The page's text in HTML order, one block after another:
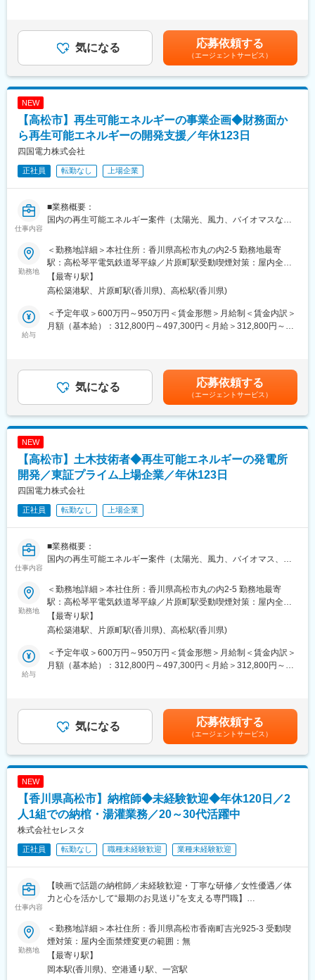
工場内の電気設備やインフラ設備の維持管理・保全を担当。巨大
な造船所を裏側から支える仕事です。
■仕事の魅力
何十年も活躍する姿を想像できるのは、この仕事ならではのやり
がいです。
◎巨大プロジェクトの中心で成長
を持って活躍できます。
◎未経験から挑戦可能
◎本物のモノづくりのロマン
巨大な鉄の塊が少しずつ船へと姿を変え、やがて世界へ旅立つ。
変更の範囲：会社の定める業務
・レトルト食品の原料、資材発注計画作成
・原料、資材の単価推移を管理し、購買計画
■当社の強み・やりがい：
現在当社は創業45年目になり、売上規模も50億円程度です。また
社は冷凍食品メーカー・レトルト食品メーカー・カップラーメン
当社とお取引いただくことでお客様は様々な製品の検討ができま
す。たとえば、冷凍食品のオーダーがあっても同じものをレトル
に多種多様な製品を製造できる体制をもっているため当社は大手
食品メーカーから利便性や品質・安全性の面で評価いただき、取
引が増えています。
変更の範囲：会社の定める業務
■昇給：年2回随時■賞与：年1回※年間3.5～4.5ヶ月（業績査定評
価）賃金はあくまでも目安の金額であり、選考を通じて上下する
可能性があります。月給(月額)は固定手当を含めた表記です。
気になる 応募依頼する
（エージェントサービス）
NEW
【高松市】再生可能エネルギーの事業企画◆財務面か
ら再生可能エネルギーの開発支援／年休123日
四国電力株式会社
正社員 転勤なし 上場企業
仕事内容
■業務概要：
国内の再生可能エネルギー案件（太陽光、風力、バイオマスな
まで、再生可能エネルギー事業のスキーム構築において、主にフ
ァイナンス面から検討・提案をして参画していただきます。
■業務内容詳細：
◇事業スキームの構築
◇事業性評価、キャッシュフロー分析
◇発電事業を担うSPC設立
◇本社経営メンバーやSPC関係者と連携、調整
◇アセットマネジメント など
を目指し、海外発電事業を中心に、海外投資につながる技術コン
サルティングや国際交流の実施を通じて、世界各国に活躍の場を
広げています。太陽光、水力、風力といった再生可能エネルギー
創出への絶えざる挑戦を続けています。国際事業における目標利
った当社の知見を活かすことのできるエネルギー・インフラ関連
分野での業容拡大を目指しています。
変更の範囲：会社内の全ての業務および出向協定を締結している
出向先の業務
勤務地
＜勤務地詳細＞本社住所：香川県高松市丸の内2-5 勤務地最寄
駅：高松琴平電気鉄道琴平線／片原町駅受動喫煙対策：屋内全面
禁煙変更の範囲：会社の定める事業場（在宅勤務を行う場所を含
む）および出向協定を締結している出向先の事業場
【最寄り駅】
高松築港駅、片原町駅(香川県)、高松駅(香川県)
給与
＜予定年収＞600万円～950万円＜賃金形態＞月給制＜賃金内訳＞
月額（基本給）：312,800円～497,300円＜月給＞312,800円～
ヶ月／会社業績による賃金はあくまでも目安の金額であり、選考
を通じて上下する可能性があります。月給(月額)は固定手当を含め
た表記です。
気になる 応募依頼する
（エージェントサービス）
NEW
【高松市】土木技術者◆再生可能エネルギーの発電所
開発／東証プライム上場企業／年休123日
四国電力株式会社
正社員 転勤なし 上場企業
仕事内容
■業務概要：
国内の再生可能エネルギー案件（太陽光、風力、バイオマス、水
の土木関係業務に従事していただきます。
■業務内容詳細：
◇開発計画の策定
◇地盤評価等の各種調査、行政手続きの実施
◇土木構造物の設計、工事管理
◇運転、保守計画の策定
電気事業以外の事業での収益拡大を目指し、「次なる成長エンジ
ンの創出・育成」に向けた取り組みを鋭意進めています。中で
も、成長が期待される国際事業においては、さらなる収益の拡大
創出への絶えざる挑戦を続けています。国際事業における目標利
益水準として、経常利益：2025年度40億円（2030年度80億円）
を掲げています。発電事業以外の、送電事業やLNG基地事業とい
分野での業容拡大を目指しています。
出向先の業務
勤務地
＜勤務地詳細＞本社住所：香川県高松市丸の内2-5 勤務地最寄
駅：高松琴平電気鉄道琴平線／片原町駅受動喫煙対策：屋内全面
禁煙変更の範囲：会社の定める事業場（在宅勤務を行う場所を含
む）および出向協定を締結している出向先の事業場
【最寄り駅】
高松築港駅、片原町駅(香川県)、高松駅(香川県)
給与
＜予定年収＞600万円～950万円＜賃金形態＞月給制＜賃金内訳＞
月額（基本給）：312,800円～497,300円＜月給＞312,800円～
ヶ月／会社業績による賃金はあくまでも目安の金額であり、選考
を通じて上下する可能性があります。月給(月額)は固定手当を含め
た表記です。
気になる 応募依頼する
（エージェントサービス）
NEW
【香川県高松市】納棺師◆未経験歓迎◆年休120日／2
人1組での納棺・湯灌業務／20～30代活躍中
株式会社セレスタ
正社員 転勤なし 職種未経験歓迎 業種未経験歓迎
仕事内容
【映画で話題の納棺師／未経験歓迎・丁寧な研修／女性優遇／体
力と心を活かして“最期のお見送り”を支える専門職】
当社は、香川県高松市を拠点に、故人の湯灌、処置、お化粧、納
棺業務を2人1組で行う納棺師として、亡くなられた方とご家族
の“最期のお見送り”をサポートしています。葬儀社からの依頼を受
け、会館やご自宅へ社用車で訪問し、故人の身支度を整え、棺へ
とご移動する大切な役割です。
勤務地
＜勤務地詳細＞本社住所：香川県高松市香南町吉光925-3 受動喫
煙対策：屋内全面禁煙変更の範囲：無
【最寄り駅】
岡本駅(香川県)、空港通り駅、一宮駅